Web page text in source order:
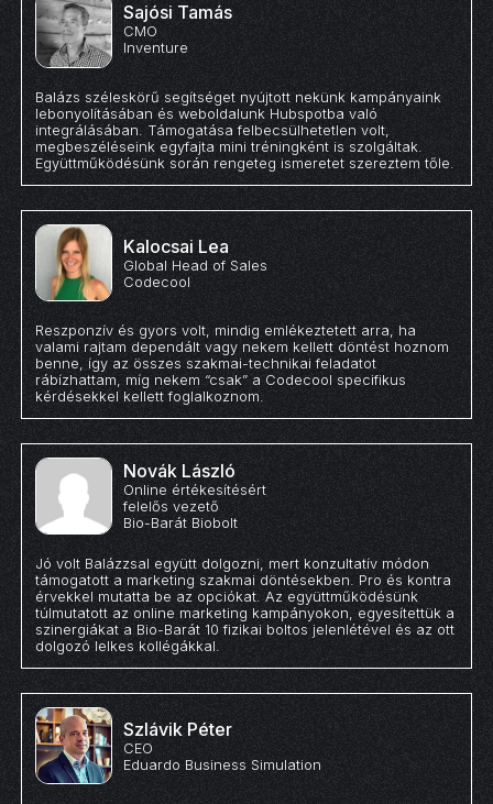
Sajósi Tamás
CMO
Inventure
Balázs széleskörű segítséget nyújtott nekünk kampányaink
lebonyolításában és weboldalunk Hubspotba való
integrálásában. Támogatása felbecsülhetetlen volt,
megbeszéléseink egyfajta mini tréningként is szolgáltak.
Együttműködésünk során rengeteg ismeretet szereztem tőle.
Kalocsai Lea
Global Head of Sales
Codecool
Reszponzív és gyors volt, mindig emlékeztetett arra, ha
valami rajtam dependált vagy nekem kellett döntést hoznom
benne, így az összes szakmai-technikai feladatot
rábízhattam, míg nekem “csak” a Codecool specifikus
kérdésekkel kellett foglalkoznom.
Novák László
Online értékesítésért
felelős vezető
Bio-Barát Biobolt
Jó volt Balázzsal együtt dolgozni, mert konzultatív módon
támogatott a marketing szakmai döntésekben. Pro és kontra
érvekkel mutatta be az opciókat. Az együttműködésünk
túlmutatott az online marketing kampányokon, egyesítettük a
szinergiákat a Bio-Barát 10 fizikai boltos jelenlétével és az ott
dolgozó lelkes kollégákkal.
Szlávik Péter
CEO
Eduardo Business Simulation